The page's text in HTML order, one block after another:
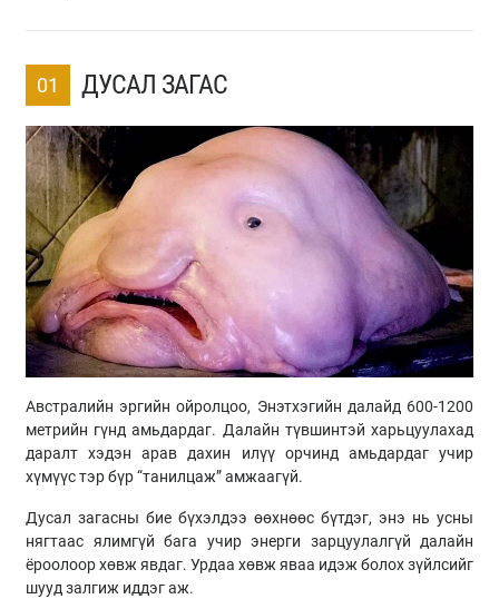
01 ДУСАЛ ЗАГАС
Австралийн эргийн ойролцоо, Энэтхэгийн далайд 600-1200
метрийн гүнд амьдардаг. Далайн түвшинтэй харьцуулахад
даралт хэдэн арав дахин илүү орчинд амьдардаг учир
хүмүүс тэр бүр “танилцаж” амжаагүй.
Дусал загасны бие бүхэлдээ өөхнөөс бүтдэг, энэ нь усны
нягтаас ялимгүй бага учир энерги зарцуулалгүй далайн
ёроолоор хөвж явдаг. Урдаа хөвж яваа идэж болох зүйлсийг
шууд залгиж иддэг аж.